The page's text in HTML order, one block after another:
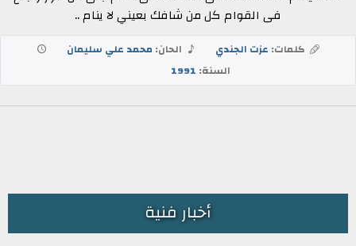
فى القوام كل من شافك بعيني لا ينام ..
كلمات: عزت الجندي الحان: محمد علي سليمان
السنة: 1991
أخبار فنية